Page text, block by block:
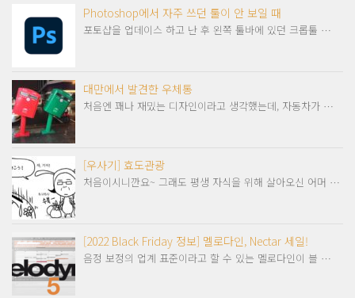
Photoshop에서 자주 쓰던 툴이 안 보일 때
포토샵을 업데이스 하고 난 후 왼쪽 툴바에 있던 크롭툴 …
대만에서 발견한 우체통
처음엔 꽤나 재밌는 디자인이라고 생각했는데, 자동차가 …
[우사기] 효도관광
처음이시니깐요~ 그래도 평생 자식을 위해 살아오신 어머 …
[2022 Black Friday 정보] 멜로다인, Nectar 세일!
음정 보정의 업계 표준이라고 할 수 있는 멜로다인이 블 …